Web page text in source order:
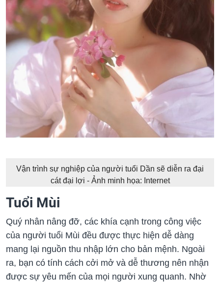
Vận trình sự nghiệp của người tuổi Dần sẽ diễn ra đại
cát đại lợi - Ảnh minh họa: Internet
Tuổi Mùi
Quý nhân nâng đỡ, các khía cạnh trong công việc
của người tuổi Mùi đều được thực hiện dễ dàng
mang lại nguồn thu nhập lớn cho bản mệnh. Ngoài
ra, bạn có tính cách cởi mở và dễ thương nên nhận
được sự yêu mến của mọi người xung quanh. Nhờ